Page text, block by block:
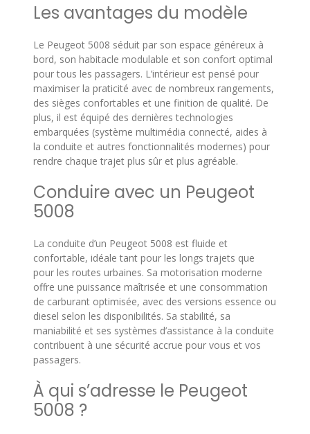
Les avantages du modèle
Le Peugeot 5008 séduit par son espace généreux à
bord, son habitacle modulable et son confort optimal
pour tous les passagers. L’intérieur est pensé pour
maximiser la praticité avec de nombreux rangements,
des sièges confortables et une finition de qualité. De
plus, il est équipé des dernières technologies
embarquées (système multimédia connecté, aides à
la conduite et autres fonctionnalités modernes) pour
rendre chaque trajet plus sûr et plus agréable.
Conduire avec un Peugeot
5008
La conduite d’un Peugeot 5008 est fluide et
confortable, idéale tant pour les longs trajets que
pour les routes urbaines. Sa motorisation moderne
offre une puissance maîtrisée et une consommation
de carburant optimisée, avec des versions essence ou
diesel selon les disponibilités. Sa stabilité, sa
maniabilité et ses systèmes d’assistance à la conduite
contribuent à une sécurité accrue pour vous et vos
passagers.
À qui s’adresse le Peugeot
5008 ?